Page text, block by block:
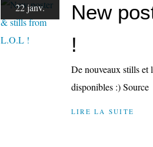
22 janv.
New
!
De nouveaux stills
disponibles :) Source
LIRE LA SUITE